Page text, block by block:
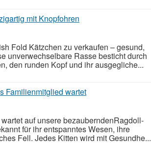
mit Knopfohren
Fold Kätzchen zu verkaufen – gesund,
unverwechselbare Rasse besticht durch
den runden Kopf und ihr ausgegliche...
Familienmitglied wartet
auf unsere bezauberndenRagdoll-
für ihr entspanntes Wesen, ihre
Fell. Jedes Kitten wird mit Gesundhe...